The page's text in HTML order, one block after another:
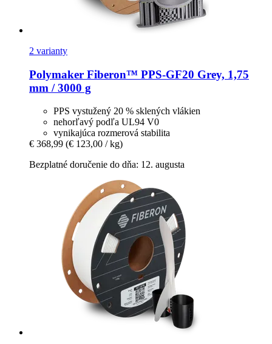
2 varianty
Polymaker Fiberon™ PPS-​GF20 Grey, 1,75
mm / 3000 g
PPS vystužený 20 % sklených vlákien
nehorľavý podľa UL94 V0
vynikajúca rozmerová stabilita
€ 368,99 (€ 123,00 / kg)
Bezplatné doručenie do dňa: 12. augusta